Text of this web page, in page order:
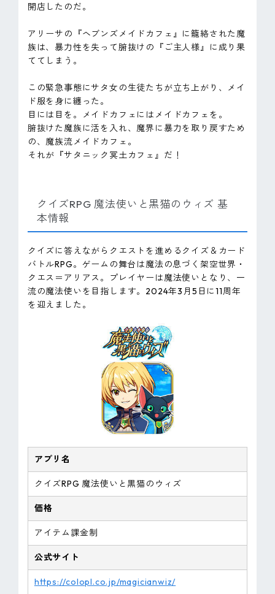
開店したのだ。
アリーサの『ヘブンズメイドカフェ』に籠絡された魔
族は、暴力性を失って腑抜けの『ご主人様』に成り果
ててしまう。
この緊急事態にサタ女の生徒たちが立ち上がり、メイ
ド服を身に纏った。
目には目を。メイドカフェにはメイドカフェを。
腑抜けた魔族に活を入れ、魔界に暴力を取り戻すため
の、魔族流メイドカフェ。
それが『サタニック冥土カフェ』だ！
クイズRPG 魔法使いと黒猫のウィズ 基
本情報
クイズに答えながらクエストを進めるクイズ＆カード
バトルRPG。ゲームの舞台は魔法の息づく架空世界・
クエス＝アリアス。プレイヤーは魔法使いとなり、一
流の魔法使いを目指します。2024年3月5日に11周年
を迎えました。
アプリ名
クイズRPG 魔法使いと黒猫のウィズ
価格
アイテム課金制
公式サイト
https://colopl.co.jp/magicianwiz/